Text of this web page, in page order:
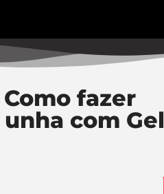
Como fazer
com Gel